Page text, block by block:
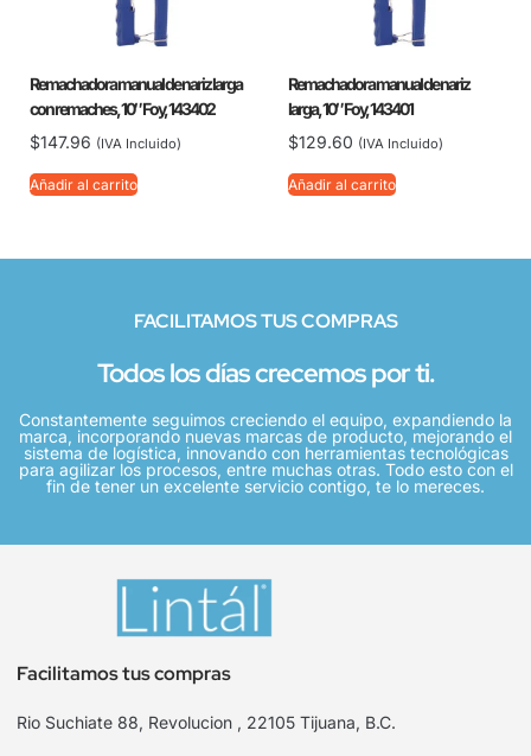
Remachadora manual de nariz larga
con remaches, 10″ Foy, 143402
$147.96 (IVA Incluido)
Añadir al carrito
Remachadora manual de nariz
larga, 10″ Foy, 143401
$129.60 (IVA Incluido)
Añadir al carrito
FACILITAMOS TUS COMPRAS
Todos los días crecemos por ti.
Constantemente seguimos creciendo el equipo, expandiendo la
marca, incorporando nuevas marcas de producto, mejorando el
sistema de logística, innovando con herramientas tecnológicas
para agilizar los procesos, entre muchas otras. Todo esto con el
fin de tener un excelente servicio contigo, te lo mereces.
Facilitamos tus compras
Rio Suchiate 88, Revolucion , 22105 Tijuana, B.C.